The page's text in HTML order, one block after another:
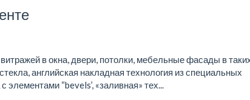
в окна, двери, потолки, мебельные фасады в
английская накладная технология из специальных
“bevels’, «заливная» тех...